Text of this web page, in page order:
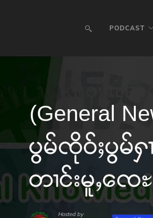
PODCAST
(General
ပွမ်ၸိုဝ်ႈပွမ်
တၢင်းမူႇၸေႊ
Hosted by